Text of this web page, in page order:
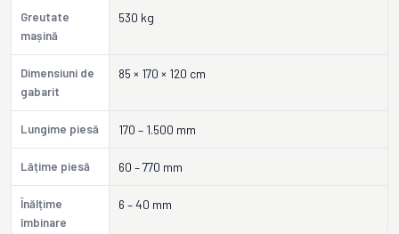
Greutate
mașină
530 kg
Dimensiuni de
gabarit
85 × 170 × 120 cm
Lungime piesă 170 – 1.500 mm
Lățime piesă 60 – 770 mm
Înălțime
îmbinare
6 – 40 mm